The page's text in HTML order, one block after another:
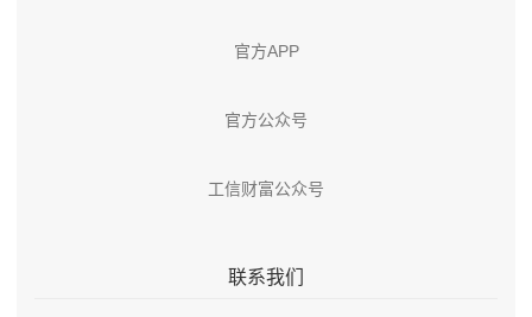
官方APP
官方公众号
工信财富公众号
联系我们